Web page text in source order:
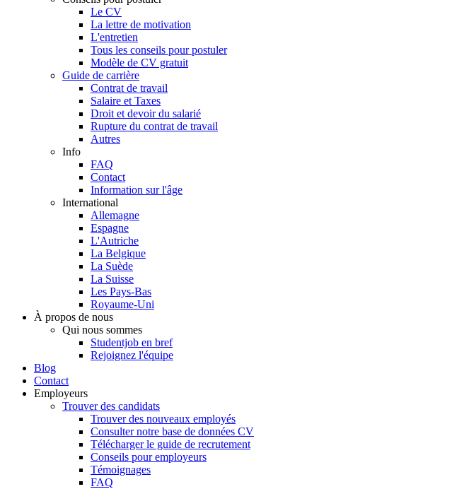
Le CV
La lettre de motivation
L'entretien
Tous les conseils pour postuler
Modèle de CV gratuit
Guide de carrière
Contrat de travail
Salaire et Taxes
Droit et devoir du salarié
Rupture du contrat de travail
Autres
Info
FAQ
Contact
Information sur l'âge
International
Allemagne
Espagne
L'Autriche
La Belgique
La Suède
La Suisse
Les Pays-Bas
Royaume-Uni
À propos de nous
Qui nous sommes
Studentjob en bref
Rejoignez l'équipe
Blog
Contact
Employeurs
Trouver des candidats
Trouver des nouveaux employés
Consulter notre base de données CV
Télécharger le guide de recrutement
Conseils pour employeurs
Témoignages
FAQ